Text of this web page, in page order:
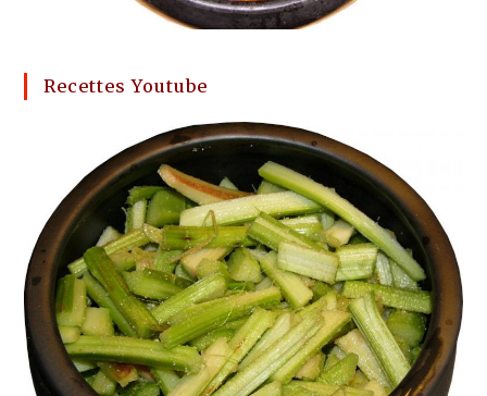
Recettes Youtube